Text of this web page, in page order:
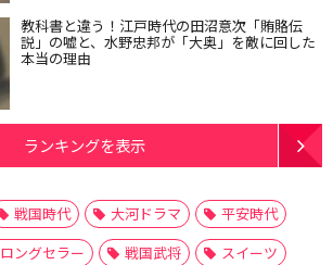
教科書と違う！江戸時代の田沼意次「賄賂伝
説」の嘘と、水野忠邦が「大奥」を敵に回した
本当の理由
ランキングを表示
戦国時代 大河ドラマ
平安時代
ロングセラー 戦国武将
スイーツ